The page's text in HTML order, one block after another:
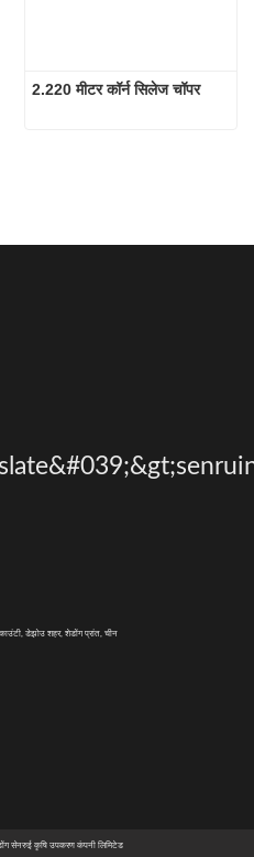
2.220 मीटर कॉर्न सिलेज चॉपर
डेझोउ शहर, शेडोंग प्रांत, चीन
सेनरुई कृषि उपकरण कंपनी लिमिटेड